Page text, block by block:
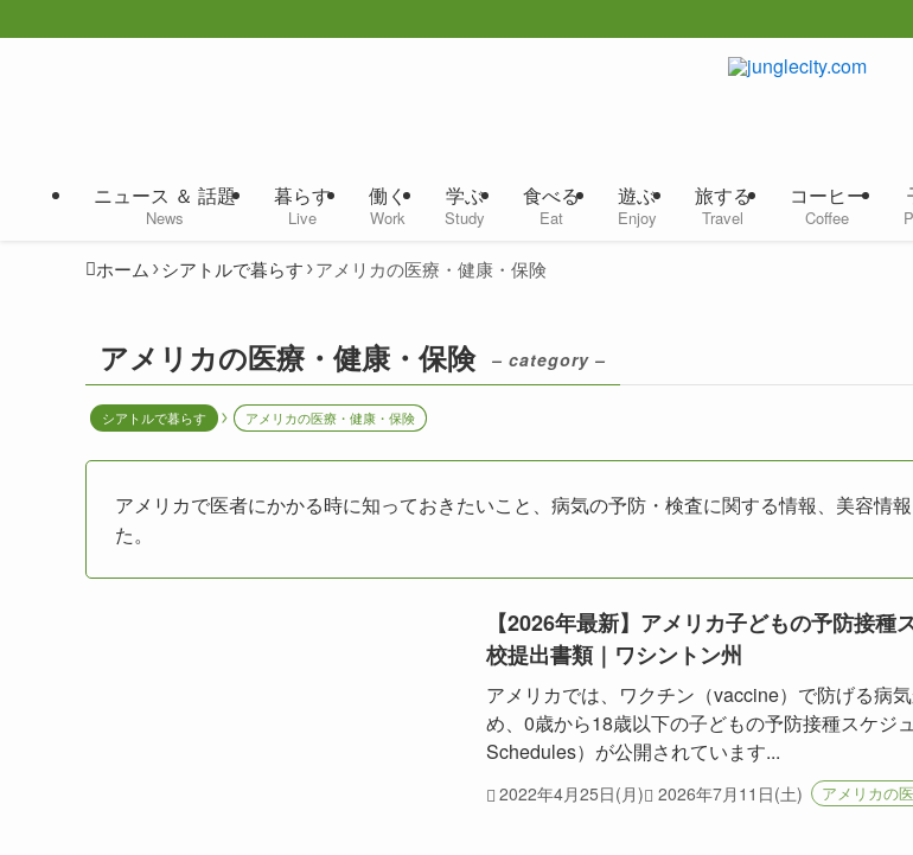
ニュース ＆ 話題
News
暮らす
Live
働く
Work
学ぶ
Study
食べる
Eat
遊ぶ
Enjoy
旅する
Travel
コーヒー
Coffee
ホーム シアトルで暮らす アメリカの医療・健康・保険
アメリカの医療・健康・保険 – category –
シアトルで暮らす アメリカの医療・健康・保険
アメリカで医者にかかる時に知っておきたいこと、病気の予防・検査に関する情報、美容情
た。
【2026年最新】アメリカ子どもの予防接種
校提出書類｜ワシントン州
アメリカでは、ワクチン（vaccine）で防げる病
め、0歳から18歳以下の子どもの予防接種スケジ
Schedules）が公開されています...
2022年4月25日(月) 2026年7月11日(土) アメリカの